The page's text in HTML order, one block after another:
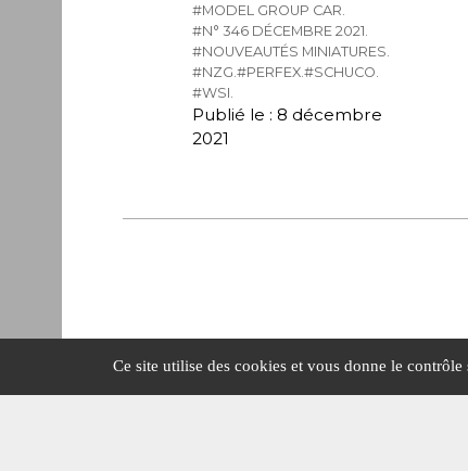
#MODEL GROUP CAR.
#N° 346 DÉCEMBRE 2021.
#NOUVEAUTÉS MINIATURES.
#NZG.#PERFEX.#SCHUCO.
#WSI.
Publié le : 8 décembre
2021
Ce site utilise des cookies et vous donne le